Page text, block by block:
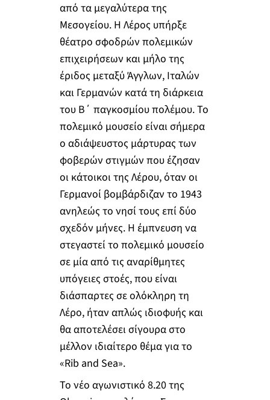
από τα μεγαλύτερα της
Μεσογείου. Η Λέρος υπήρξε
θέατρο σφοδρών πολεμικών
επιχειρήσεων και μήλο της
έριδος μεταξύ Άγγλων, Ιταλών
και Γερμανών κατά τη διάρκεια
του Β΄ παγκοσμίου πολέμου. Το
πολεμικό μουσείο είναι σήμερα
ο αδιάψευστος μάρτυρας των
φοβερών στιγμών που έζησαν
οι κάτοικοι της Λέρου, όταν οι
Γερμανοί βομβάρδιζαν το 1943
ανηλεώς το νησί τους επί δύο
σχεδόν μήνες. Η έμπνευση να
στεγαστεί το πολεμικό μουσείο
σε μία από τις αναρίθμητες
υπόγειες στοές, που είναι
διάσπαρτες σε ολόκληρη τη
Λέρο, ήταν απλώς ιδιοφυής και
θα αποτελέσει σίγουρα στο
μέλλον ιδιαίτερο θέμα για το
«Rib and Sea».
Το νέο αγωνιστικό 8.20 της